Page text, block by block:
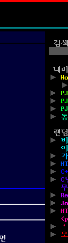
검색
내
랜